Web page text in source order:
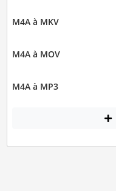
M4A à MKV
M4A à MOV
M4A à MP3